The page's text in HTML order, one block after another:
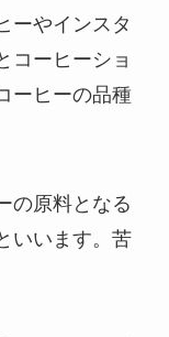
ーやインスタ
コーヒーショ
ーヒーの品種
の原料となる
いいます。苦